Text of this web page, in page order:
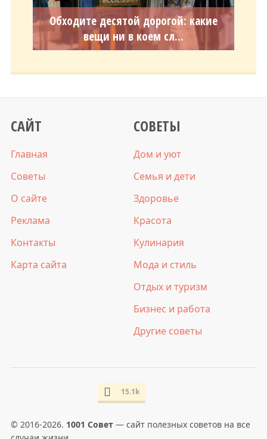
Обходите десятой дорогой: какие
вещи ни в коем сл...
САЙТ
Главная
Советы
О сайте
Реклама
Контакты
Карта сайта
СОВЕТЫ
Дом и уют
Семья и дети
Здоровье
Красота
Кулинария
Мода и стиль
Отдых и туризм
Бизнес и работа
Другие советы
15.1k
© 2016-2026. 1001 Совет— сайт полезных советов на все